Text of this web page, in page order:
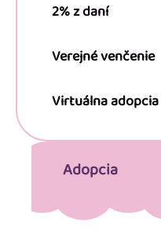
2% z daní
Verejné venčenie
Virtuálna adopcia
Adopcia